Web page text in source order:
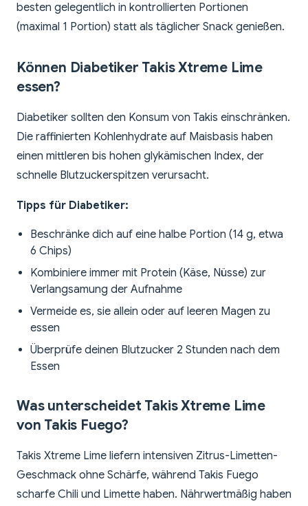
besten gelegentlich in kontrollierten Portionen
(maximal 1 Portion) statt als täglicher Snack genießen.
Können Diabetiker Takis Xtreme Lime
essen?
Diabetiker sollten den Konsum von Takis einschränken.
Die raffinierten Kohlenhydrate auf Maisbasis haben
einen mittleren bis hohen glykämischen Index, der
schnelle Blutzuckerspitzen verursacht.
Tipps für Diabetiker:
Beschränke dich auf eine halbe Portion (14 g, etwa
6 Chips)
Kombiniere immer mit Protein (Käse, Nüsse) zur
Verlangsamung der Aufnahme
Vermeide es, sie allein oder auf leeren Magen zu
essen
Überprüfe deinen Blutzucker 2 Stunden nach dem
Essen
Was unterscheidet Takis Xtreme Lime
von Takis Fuego?
Takis Xtreme Lime liefern intensiven Zitrus-Limetten-
Geschmack ohne Schärfe, während Takis Fuego
scharfe Chili und Limette haben. Nährwertmäßig haben